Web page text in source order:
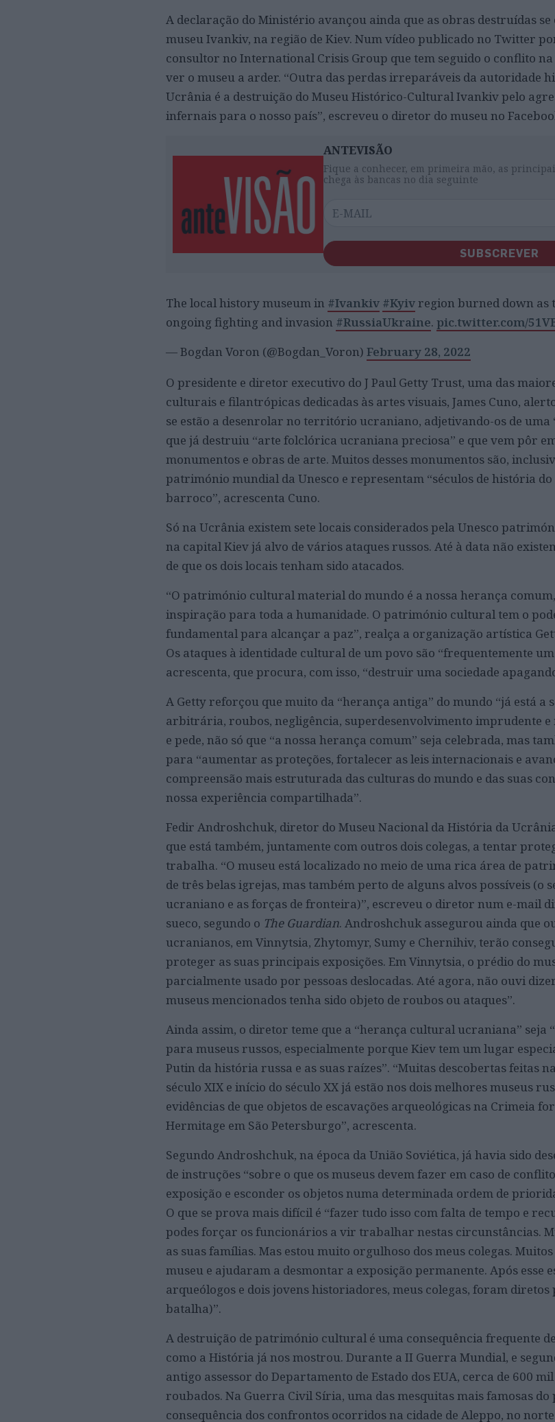
A declaração do Ministério avançou ainda que as obras destruídas
museu Ivankiv, na região de Kiev. Num vídeo publicado no Twitter
consultor no International Crisis Group que tem seguido o conflito
ver o museu a arder. “Outra das perdas irreparáveis ​​da autoridade
Ucrânia é a destruição do Museu Histórico-Cultural Ivankiv pelo
infernais para o nosso país”, escreveu o diretor do museu no
ANTEVISÃO
Fique a conhecer, em primeira mão, as
chega às bancas no dia seguinte
SUBSCREVER
The local history museum in #Ivankiv #Kyiv region burned down as
ongoing fighting and invasion #RussiaUkraine. pic.twitter.com/
— Bogdan Voron (@Bogdan_Voron) February 28, 2022
O presidente e diretor executivo do J Paul Getty Trust, uma das
culturais e filantrópicas dedicadas às artes visuais, James Cuno,
se estão a desenrolar no território ucraniano, adjetivando-os de
que já destruiu “arte folclórica ucraniana preciosa” e que vem pôr
monumentos e obras de arte. Muitos desses monumentos são,
património mundial da Unesco e representam “séculos de história
barroco”, acrescenta Cuno.
Só na Ucrânia existem sete locais considerados pela Unesco
na capital Kiev já alvo de vários ataques russos. Até à data não
de que os dois locais tenham sido atacados.
“O património cultural material do mundo é a nossa herança
inspiração para toda a humanidade. O património cultural tem o
fundamental para alcançar a paz”, realça a organização artística
Os ataques à identidade cultural de um povo são “frequentemente
acrescenta, que procura, com isso, “destruir uma sociedade
A Getty reforçou que muito da “herança antiga” do mundo “já está a
arbitrária, roubos, negligência, superdesenvolvimento imprudente e
e pede, não só que “a nossa herança comum” seja celebrada, mas
para “aumentar as proteções, fortalecer as leis internacionais e
compreensão mais estruturada das culturas do mundo e das suas
nossa experiência compartilhada”.
Fedir Androshchuk, diretor do Museu Nacional da História da
que está também, juntamente com outros dois colegas, a tentar
trabalha. “O museu está localizado no meio de uma rica área de
de três belas igrejas, mas também perto de alguns alvos possíveis (o
ucraniano e as forças de fronteira)”, escreveu o diretor num e-mail
sueco, segundo o The Guardian. Androshchuk assegurou ainda que
ucranianos, em Vinnytsia, Zhytomyr, Sumy e Chernihiv, terão
proteger as suas principais exposições. Em Vinnytsia, o prédio do
parcialmente usado por pessoas deslocadas. Até agora, não ouvi
museus mencionados tenha sido objeto de roubos ou ataques”.
Ainda assim, o diretor teme que a “herança cultural ucraniana” seja
para museus russos, especialmente porque Kiev tem um lugar
Putin da história russa e as suas raízes”. “Muitas descobertas feitas
século XIX e início do século XX já estão nos dois melhores museus
evidências de que objetos de escavações arqueológicas na Crimeia
Hermitage em São Petersburgo”, acrescenta.
Segundo Androshchuk, na época da União Soviética, já havia sido
de instruções “sobre o que os museus devem fazer em caso de
exposição e esconder os objetos numa determinada ordem de
O que se prova mais difícil é “fazer tudo isso com falta de tempo e
podes forçar os funcionários a vir trabalhar nestas circunstâncias.
as suas famílias. Mas estou muito orgulhoso dos meus colegas.
museu e ajudaram a desmontar a exposição permanente. Após esse
arqueólogos e dois jovens historiadores, meus colegas, foram diretos
batalha)”.
A destruição de património cultural é uma consequência frequente
como a História já nos mostrou. Durante a II Guerra Mundial, e
antigo assessor do Departamento de Estado dos EUA, cerca de 600
roubados. Na Guerra Civil Síria, uma das mesquitas mais famosas
consequência dos confrontos ocorridos na cidade de Aleppo, no norte